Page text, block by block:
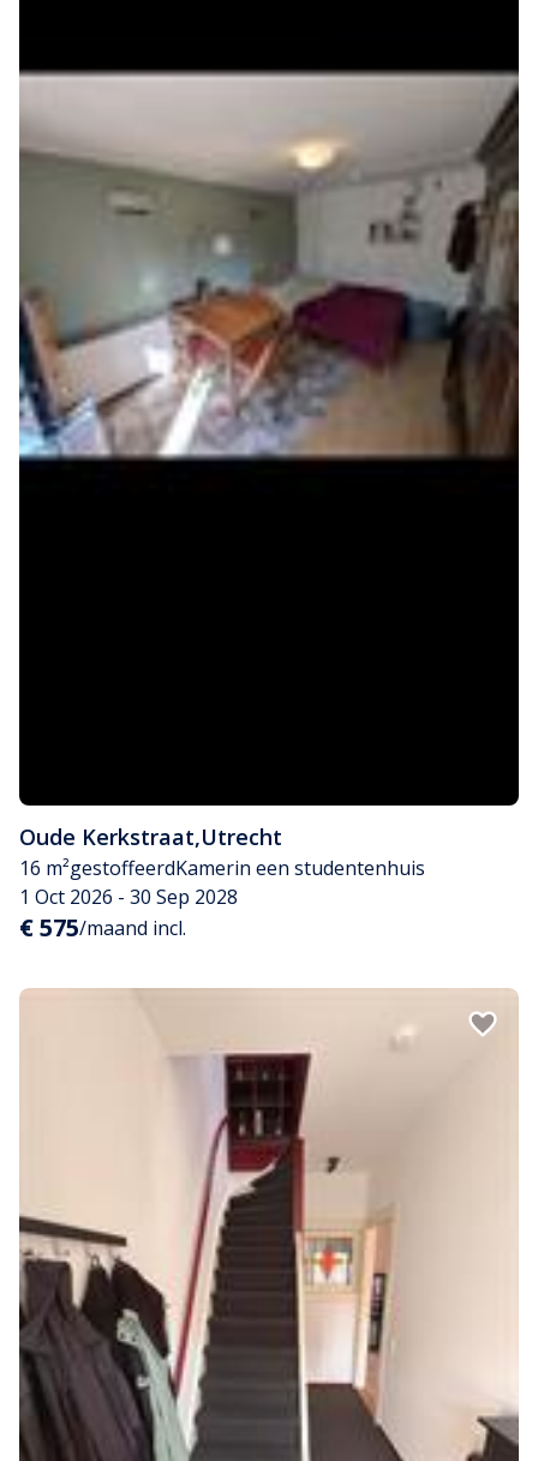
Oude Kerkstraat,Utrecht
16 m²gestoffeerdKamerin een studentenhuis
1 Oct 2026 - 30 Sep 2028
€ 575/maand incl.